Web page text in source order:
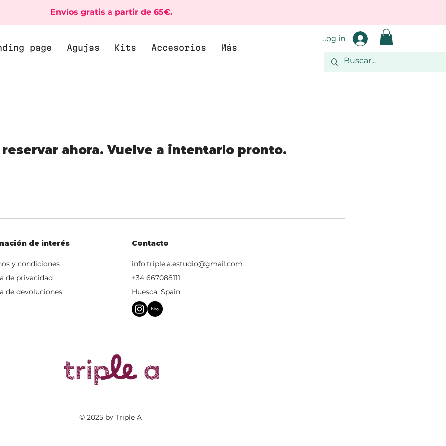
Envíos gratis a partir de 65€.
page Agujas Kits Accesorios Más
Log in
reservar ahora. Vuelve a intentarlo pronto.
de interés
y condiciones
de privacidad
de devoluciones
Contacto
info.triple.a.estudio@gmail.com
+34 667088111
Huesca. Spain
© 2025 by Triple A